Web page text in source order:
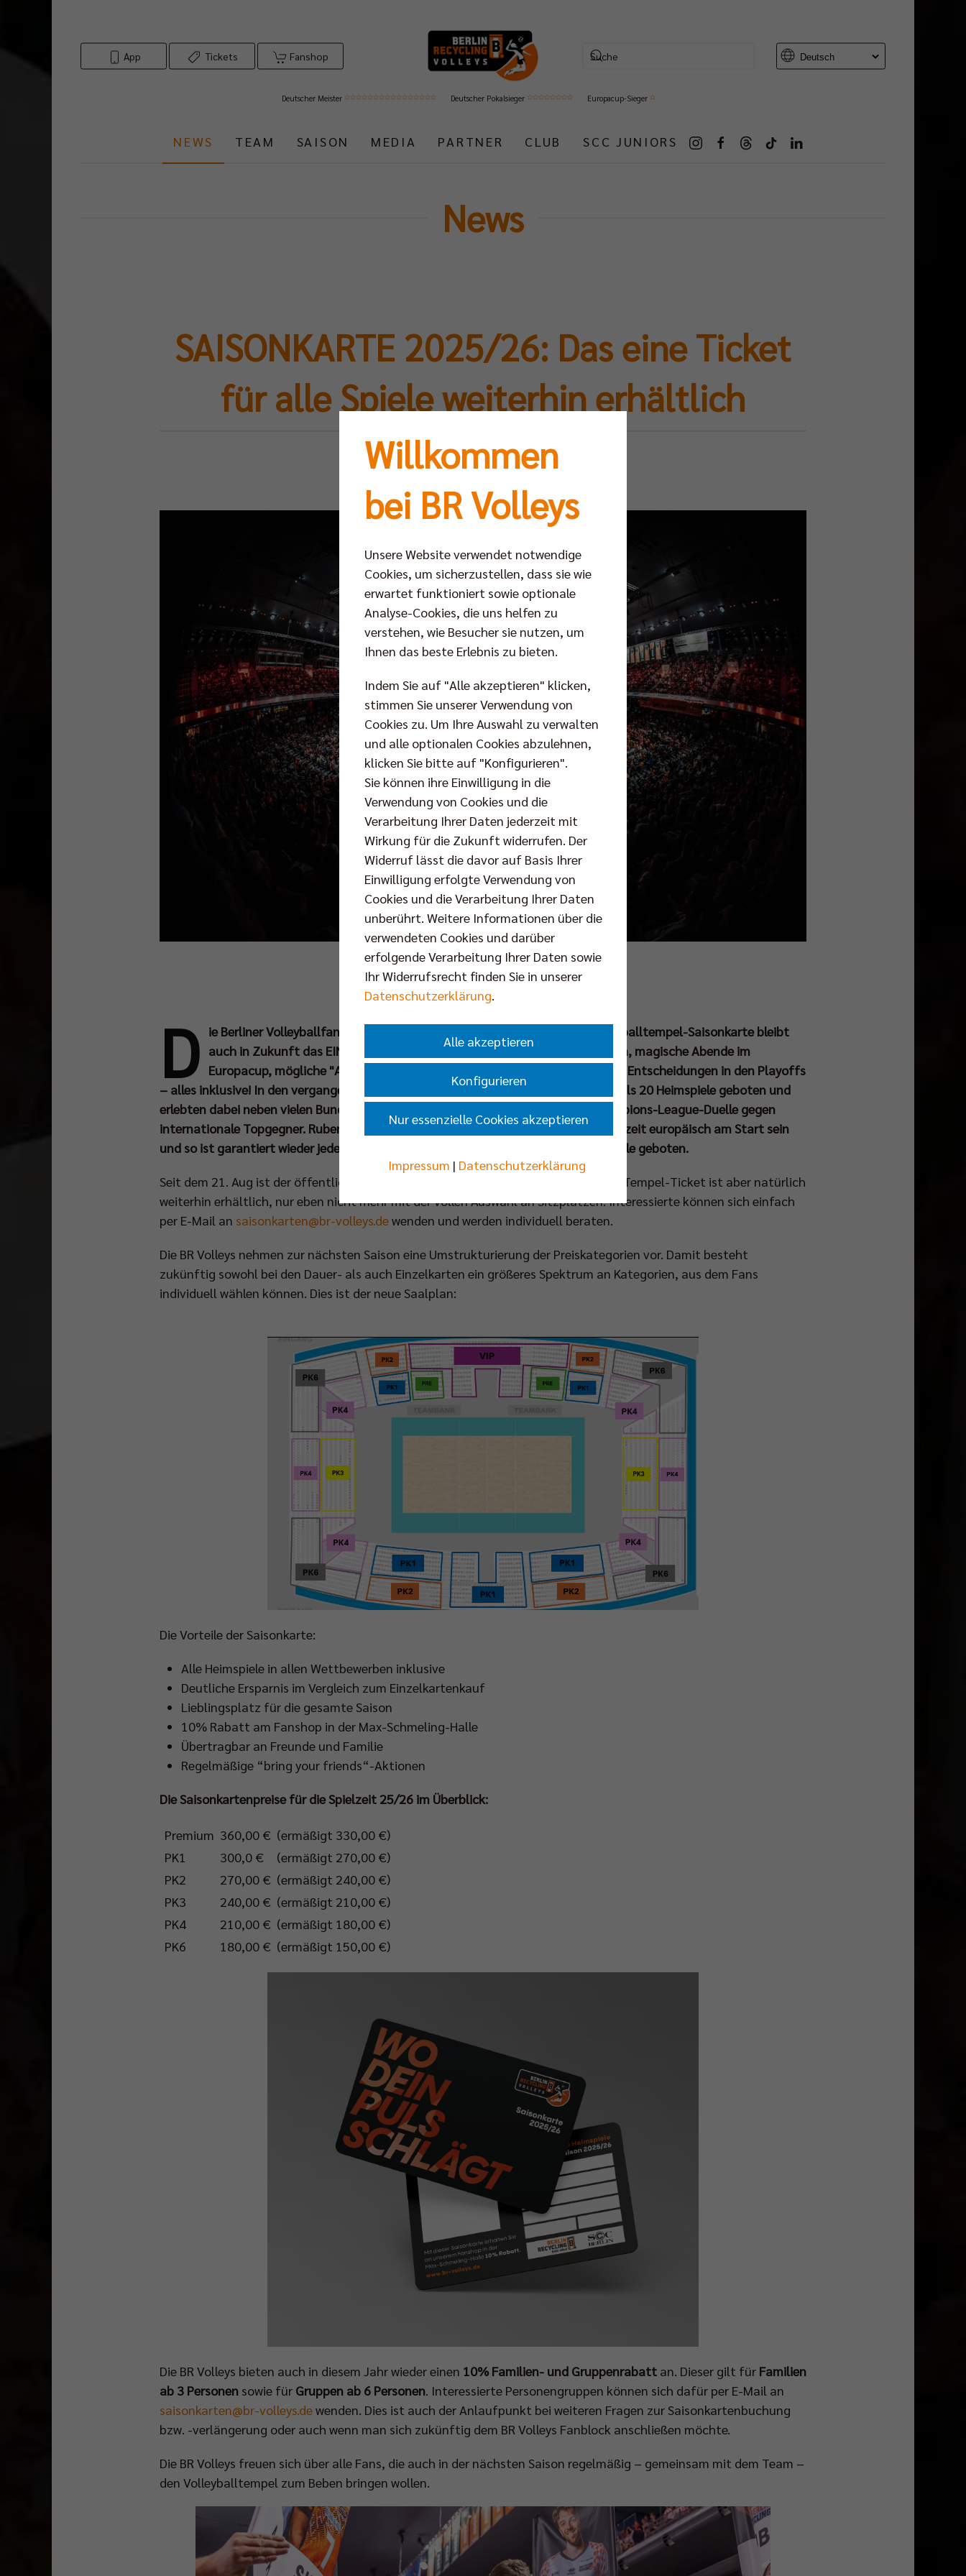
App Tickets Fanshop
Deutscher Meister Deutscher Pokalsieger Europacup-Sieger
NEWS TEAM SAISON MEDIA PARTNER CLUB SCC JUNIORS
News
SAISONKARTE 2025/26: Das eine Ticket
für alle Spiele weiterhin erhältlich
So 24.08.2025
Foto: Justus Stegemann
D ie Berliner Volleyballfans können für die Saison 2025/26 planen. Die Volleyballtempel-Saisonkarte bleibt
auch in Zukunft das EINE Ticket für ALLE Spiele. Klassiker in der Bundesliga, magische Abende im
Europacup, mögliche "Alles oder nichts"-Matches im Pokal und spannende Entscheidungen in den Playoffs
– alles inklusive! In den vergangenen Jahren bekamen Fans durchschnittlich mehr als 20 Heimspiele geboten und
erlebten dabei neben vielen Bundesliga-Klassikern natürlich auch die großen Champions-League-Duelle gegen
internationale Topgegner. Ruben Schott & Co werden auch in der kommenden Spielzeit europäisch am Start sein
und so ist garantiert wieder jede Menge Spitzenvolleyball in der Max-Schmeling-Halle geboten.
Seit dem 21. Aug ist der öffentliche Verkauf über den Onlineshop geschlossen. Das Tempel-Ticket ist aber natürlich
weiterhin erhältlich, nur eben nicht mehr mit der vollen Auswahl an Sitzplätzen. Interessierte können sich einfach
per E-Mail an saisonkarten@br-volleys.dewenden und werden individuell beraten.
Die BR Volleys nehmen zur nächsten Saison eine Umstrukturierung der Preiskategorien vor. Damit besteht
zukünftig sowohl bei den Dauer- als auch Einzelkarten ein größeres Spektrum an Kategorien, aus dem Fans
individuell wählen können. Dies ist der neue Saalplan:
Die Vorteile der Saisonkarte:
Alle Heimspiele in allen Wettbewerben inklusive
Deutliche Ersparnis im Vergleich zum Einzelkartenkauf
Lieblingsplatz für die gesamte Saison
10% Rabatt am Fanshop in der Max-Schmeling-Halle
Übertragbar an Freunde und Familie
Regelmäßige “bring your friends“-Aktionen
Die Saisonkartenpreise für die Spielzeit 25/26 im Überblick:
Premium 360,00 € (ermäßigt 330,00 €)
PK1
300,0 €
(ermäßigt 270,00 €)
PK2
270,00 € (ermäßigt 240,00 €)
PK3
240,00 € (ermäßigt 210,00 €)
PK4
210,00 € (ermäßigt 180,00 €)
PK6
180,00 € (ermäßigt 150,00 €)
Die BR Volleys bieten auch in diesem Jahr wieder einen 10% Familien- und Gruppenrabatt an. Dieser gilt für Familien
ab 3 Personen sowie für Gruppen ab 6 Personen. Interessierte Personengruppen können sich dafür per E-Mail an
saisonkarten@br-volleys.dewenden. Dies ist auch der Anlaufpunkt bei weiteren Fragen zur Saisonkartenbuchung
bzw. -verlängerung oder auch wenn man sich zukünftig dem BR Volleys Fanblock anschließen möchte.
Die BR Volleys freuen sich über alle Fans, die auch in der nächsten Saison regelmäßig – gemeinsam mit dem Team –
den Volleyballtempel zum Beben bringen wollen.
Willkommen
bei BR Volleys
Unsere Website verwendet notwendige
Cookies, um sicherzustellen, dass sie wie
erwartet funktioniert sowie optionale
Analyse-Cookies, die uns helfen zu
verstehen, wie Besucher sie nutzen, um
Ihnen das beste Erlebnis zu bieten.
Indem Sie auf "Alle akzeptieren" klicken,
stimmen Sie unserer Verwendung von
Cookies zu. Um Ihre Auswahl zu verwalten
und alle optionalen Cookies abzulehnen,
klicken Sie bitte auf "Konfigurieren".
Sie können ihre Einwilligung in die
Verwendung von Cookies und die
Verarbeitung Ihrer Daten jederzeit mit
Wirkung für die Zukunft widerrufen. Der
Widerruf lässt die davor auf Basis Ihrer
Einwilligung erfolgte Verwendung von
Cookies und die Verarbeitung Ihrer Daten
unberührt. Weitere Informationen über die
verwendeten Cookies und darüber
erfolgende Verarbeitung Ihrer Daten sowie
Ihr Widerrufsrecht finden Sie in unserer
Datenschutzerklärung.
Alle akzeptieren
Konfigurieren
Nur essenzielle Cookies akzeptieren
Impressum | Datenschutzerklärung